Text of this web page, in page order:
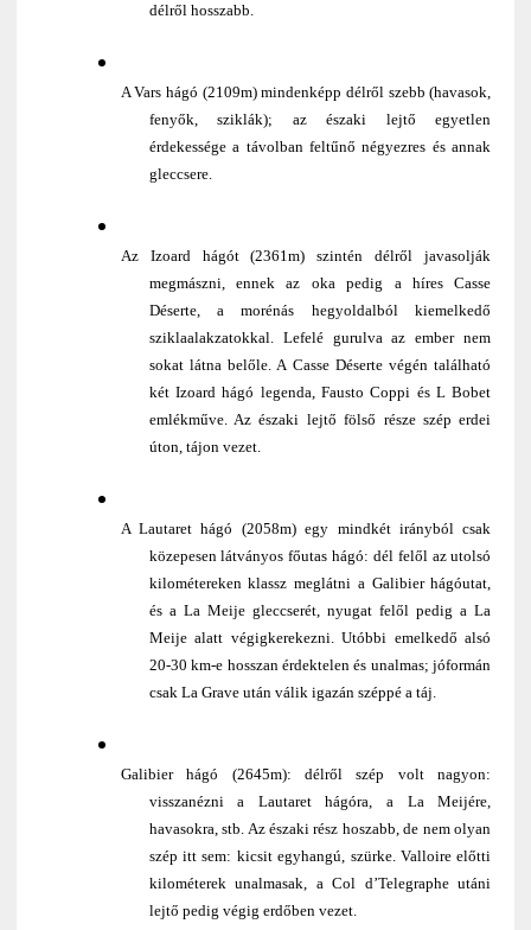
délről hosszabb.
A Vars hágó (2109m) mindenképp délről szebb (havasok,
fenyők, sziklák); az északi lejtő egyetlen
érdekessége a távolban feltűnő négyezres és annak
gleccsere.
Az Izoard hágót (2361m) szintén délről javasolják
megmászni, ennek az oka pedig a híres Casse
Déserte, a morénás hegyoldalból kiemelkedő
sziklaalakzatokkal. Lefelé gurulva az ember nem
sokat látna belőle. A Casse Déserte végén található
két Izoard hágó legenda, Fausto Coppi és L Bobet
emlékműve. Az északi lejtő fölső része szép erdei
úton, tájon vezet.
A Lautaret hágó (2058m) egy mindkét irányból csak
közepesen látványos főutas hágó: dél felől az utolsó
kilométereken klassz meglátni a Galibier hágóutat,
és a La Meije gleccserét, nyugat felől pedig a La
Meije alatt végigkerekezni. Utóbbi emelkedő alsó
20-30 km-e hosszan érdektelen és unalmas; jóformán
csak La Grave után válik igazán széppé a táj.
Galibier hágó (2645m): délről szép volt nagyon:
visszanézni a Lautaret hágóra, a La Meijére,
havasokra, stb. Az északi rész hoszabb, de nem olyan
szép itt sem: kicsit egyhangú, szürke. Valloire előtti
kilométerek unalmasak, a Col d’Telegraphe utáni
lejtő pedig végig erdőben vezet.